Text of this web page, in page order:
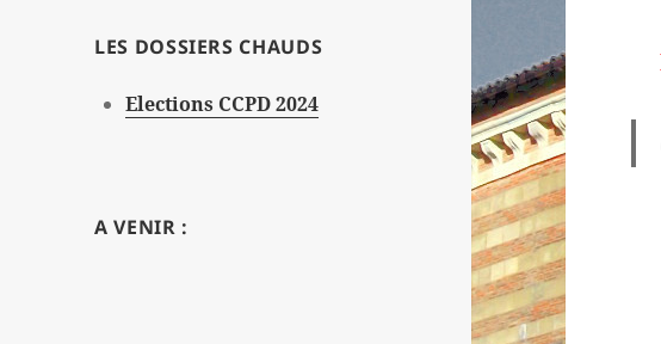
LES DOSSIERS CHAUDS
Elections CCPD 2024
A VENIR :